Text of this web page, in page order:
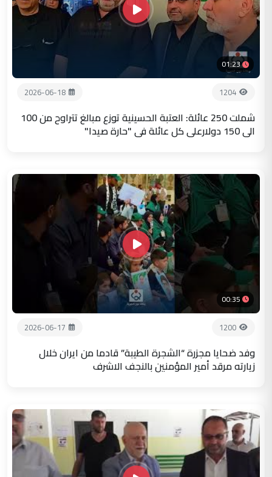
01:23
1204
2026-06-18
شملت 250 عائلة: العتبة الحسينية توزع مبالغ تتراوح من 100
الى 150 دولارعلى كل عائلة في "حارة صيدا"
00:35
1200
2026-06-17
وفد ضحايا مجزرة “الشجرة الطيبة” قادما من ايران خلال
زيارته مرقد أمير المؤمنين بالنجف الاشرف